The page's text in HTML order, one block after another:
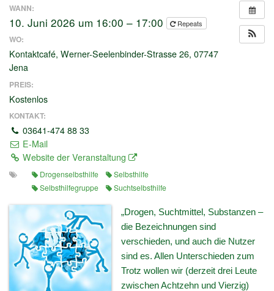
WANN:
10. Juni 2026 um 16:00 – 17:00 Repeats
WO:
Kontaktcafé, Werner-Seelenbinder-Strasse 26, 07747
Jena
PREIS:
Kostenlos
KONTAKT:
03641-474 88 33
E-Mail
Website der Veranstaltung
Drogenselbsthilfe
Selbsthilfe
Selbsthilfegruppe
Suchtselbsthilfe
„Drogen, Suchtmittel, Substanzen –
die Bezeichnungen sind
verschieden, und auch die Nutzer
sind es. Allen Unterschieden zum
Trotz wollen wir (derzeit drei Leute
zwischen Achtzehn und Vierzig)